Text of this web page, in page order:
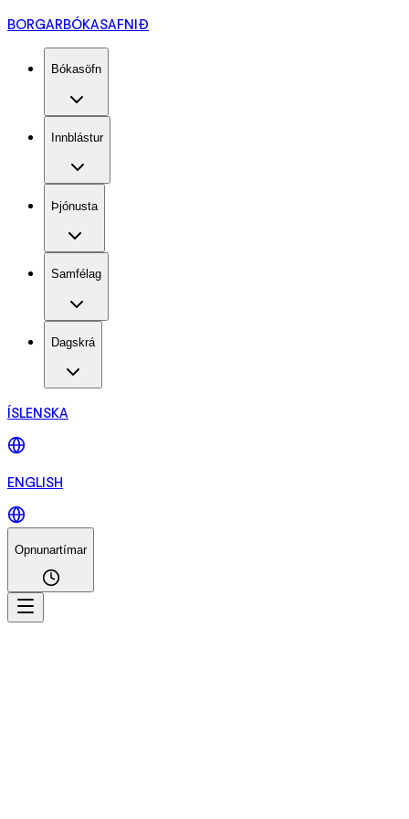
BORGARBÓKASAFNIÐ
Bókasöfn
Innblástur
Þjónusta
Samfélag
Dagskrá
ÍSLENSKA
ENGLISH
Opnunartímar